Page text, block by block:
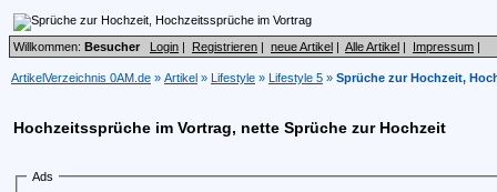
Willkommen: Besucher Login | Registrieren | neue Artikel | Alle Artikel | Impressum |
ArtikelVerzeichnis 0AM.de » Artikel » Lifestyle » Lifestyle 5 » Sprüche zur Hochzeit,
Hochzeitssprüche im Vortrag, nette Sprüche zur Hochzeit
Ads